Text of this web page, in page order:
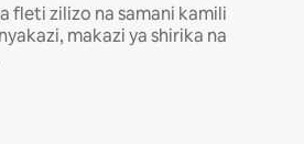
fleti zilizo na samani kamili
makazi ya shirika na